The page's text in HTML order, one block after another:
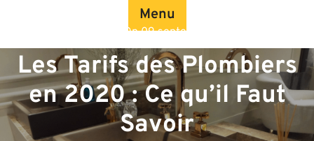
Menu
Posted On 09 septembre 2025
Les Tarifs des Plombiers
en 2020 : Ce qu’il Faut
Savoir